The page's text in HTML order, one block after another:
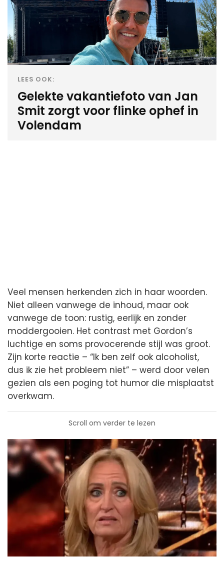
LEES OOK:
Gelekte vakantiefoto van Jan
Smit zorgt voor flinke ophef in
Volendam
Veel mensen herkenden zich in haar woorden.
Niet alleen vanwege de inhoud, maar ook
vanwege de toon: rustig, eerlijk en zonder
moddergooien. Het contrast met Gordon’s
luchtige en soms provocerende stijl was groot.
Zijn korte reactie – “Ik ben zelf ook alcoholist,
dus ik zie het probleem niet” – werd door velen
gezien als een poging tot humor die misplaatst
overkwam.
Scroll om verder te lezen